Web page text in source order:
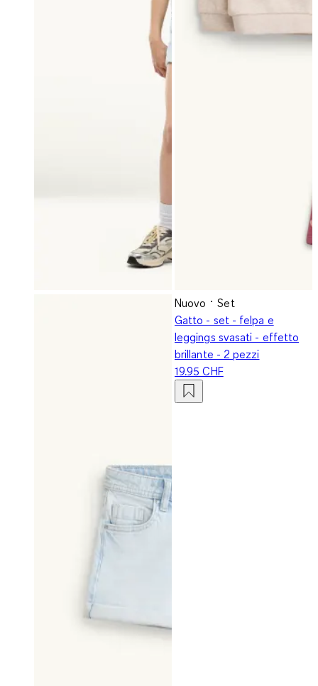
Nuovo
Set
Gatto - set - felpa e
leggings svasati - effetto
brillante - 2 pezzi
19.95 CHF